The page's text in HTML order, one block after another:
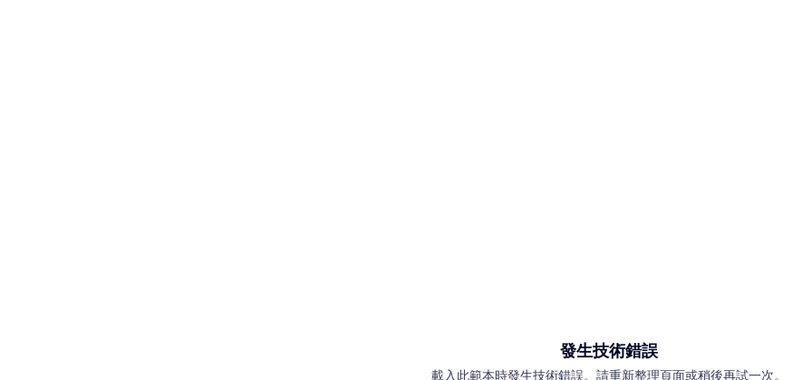
發生技術錯誤
載入此範本時發生技術錯誤。請重新整理頁面或稍後再試一次。